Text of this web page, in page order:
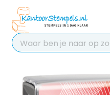
Chat 24/7
voor hulp
Contact